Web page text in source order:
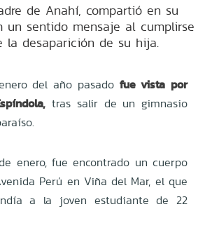
de Anahí, compartió en su
un sentido mensaje al cumplirse
la desaparición de su hija.
del año pasado fue vista por
tras salir de un gimnasio
enero, fue encontrado un cuerpo
Perú en Viña del Mar, el que
a la joven estudiante de 22